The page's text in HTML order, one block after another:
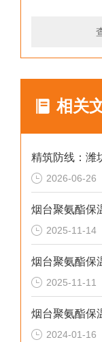
相关
2026-06-26
烟台聚氨酯保
2025-11-14
2025-11-11
2024-01-16